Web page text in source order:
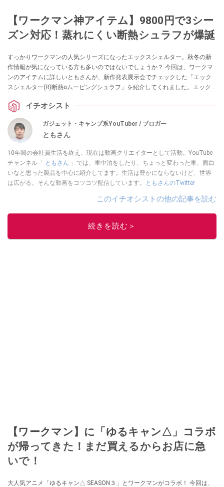
【ワークマン神アイテム】9800円で3シー
ズン対応！蒸れにくい断熱シュラフが爆誕
すっかりワークマンの人気シリーズになったエックスシェルター。秋冬の新
作情報が気になっている方も多いのではないでしょうか？ 今回は、ワークマ
ンのアイテムに詳しいともさんが、新作発表展示会でチェックした「エック
スシェルター(R)断熱αムービングシュラフ」を紹介してくれました。エック
さい。 イチオシスト
ガジェット・キャンプ系YouTuber / ブロガー
ともさん
10年間の会社員生活を終え、現在は動画クリエイターとして活動。YouTube
チャンネル「 ともさん 」では、車中泊をしたり、ちょっと変わった車、面白
いなと思った製品を中心に紹介してます。生活は豊かにならないけど、世界
は広がる。そんな動画をコツコツ配信しています。
ともさんのTwitter
このイチオシストの他の記事を読む
続きを読む＞
【ワークマン】に「ゆるキャン△」コラボ
が帰ってきた！まだ買えるからお店に急
いで！
大人気アニメ「ゆるキャン△ SEASON３」とワークマンがコラボ！ 今回は、